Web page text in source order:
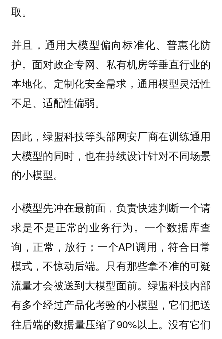
取。
并且，通用大模型偏向标准化、普惠化防
护。面对政企专网、私有机房等垂直行业的
本地化、定制化安全需求，通用模型灵活性
不足、适配性偏弱。
因此，绿盟科技等头部网安厂商在训练通用
大模型的同时，也在持续设计针对不同场景
的小模型。
小模型先冲在最前面，负责快速判断一个请
求是不是正常的业务行为。一个数据库查
询，正常，放行；一个API调用，符合日常
模式，不惊动后端。只有那些拿不准的可疑
流量才会被送到大模型面前。绿盟科技内部
有多个经过产品化考验的小模型，它们把送
往后端的数据量压缩了90%以上。没有它们